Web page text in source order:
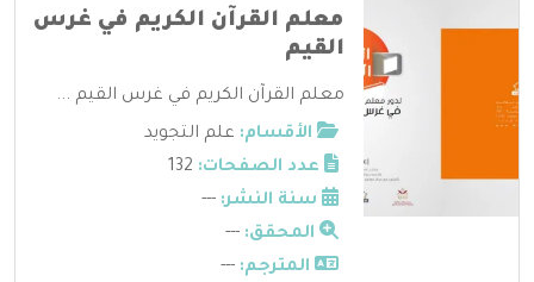
معلم القرآن الكريم في غرس
القيم
معلم القرآن الكريم في غرس القيم ...
الأقسام: علم التجويد
عدد الصفحات:
سنة النشر: ---
المحقق: ---
المترجم: ---